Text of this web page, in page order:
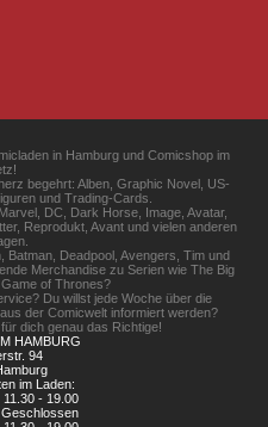
in Hamburg und Comicshop im
begehrt: Alben, Graphic Novel, US-
und Trading-Cards.
DC, Dark Horse, Image, Avatar,
Reprodukt, Avant und vielen anderen
Deadpool, Avengers, Tim und
Merchandise zu Serien wie The Big
of Thrones?
Du willst jede Woche über die
der Comicwelt informiert werden?
dich genau das Richtige!
HAMBURG
94
im Laden:
11.30 - 19.00
Geschlossen